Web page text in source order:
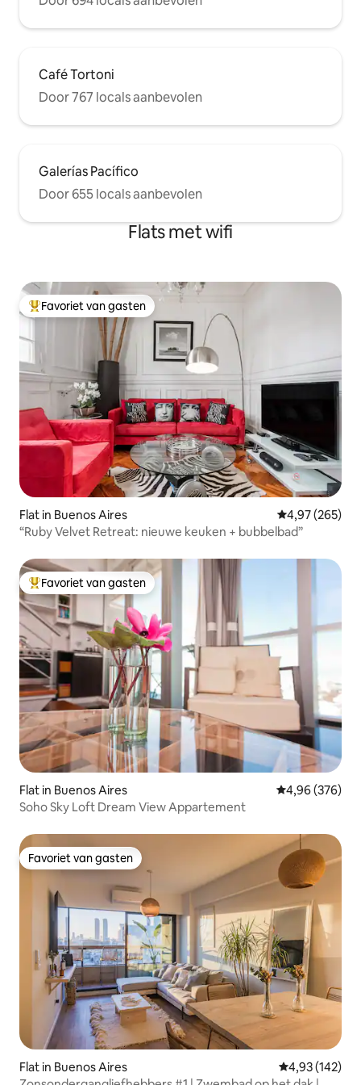
Colonia Express voor dagtochten naar
Colonia del Uruguay, die we trouwens
Café Tortoni
Door 767 locals aanbevolen
Galerías Pacífico
Door 655 locals aanbevolen
Flats met wifi
Topfavoriet van gasten
Favoriet van gasten
Flat in Buenos Aires Gemiddelde
4,97 (265)
“Ruby Velvet Retreat: nieuwe keuken + bubbelbad”
Topfavoriet van gasten
Favoriet van gasten
Flat in Buenos Aires Gemiddelde
4,96 (376)
Soho Sky Loft Dream View Appartement
Favoriet van gasten
Favoriet van gasten
Flat in Buenos Aires Gemiddelde
4,93 (142)